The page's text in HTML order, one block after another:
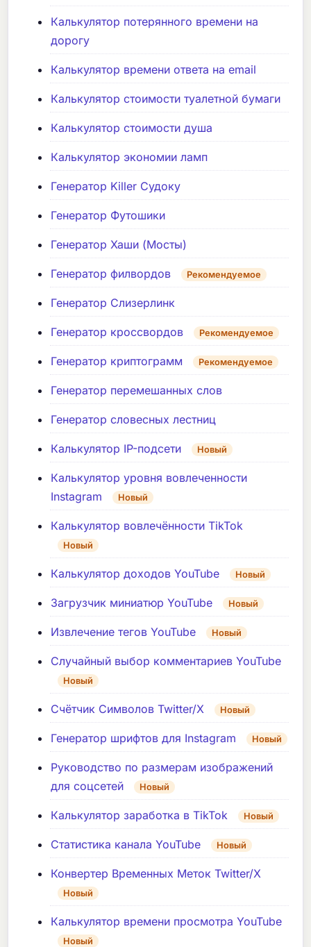
Калькулятор потерянного времени на
дорогу
Калькулятор времени ответа на email
Калькулятор стоимости туалетной бумаги
Калькулятор стоимости душа
Калькулятор экономии ламп
Генератор Killer Судоку
Генератор Футошики
Генератор Хаши (Мосты)
Генератор филвордов Рекомендуемое
Генератор Слизерлинк
Генератор кроссвордов Рекомендуемое
Генератор криптограмм Рекомендуемое
Генератор перемешанных слов
Генератор словесных лестниц
Калькулятор IP-подсети Новый
Калькулятор уровня вовлеченности
Instagram
Новый
Калькулятор вовлечённости TikTok
Новый
Калькулятор доходов YouTube Новый
Загрузчик миниатюр YouTube Новый
Извлечение тегов YouTube Новый
Случайный выбор комментариев YouTube
Новый
Счётчик Символов Twitter/X Новый
Генератор шрифтов для Instagram Новый
Руководство по размерам изображений
для соцсетей
Новый
Калькулятор заработка в TikTok Новый
Статистика канала YouTube Новый
Конвертер Временных Меток Twitter/X
Новый
Калькулятор времени просмотра YouTube
Новый